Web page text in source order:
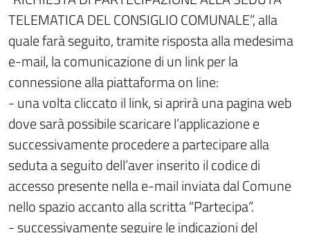
TELEMATICA DEL CONSIGLIO COMUNALE”, alla
quale farà seguito, tramite risposta alla medesima
e-mail, la comunicazione di un link per la
connessione alla piattaforma on line:
- una volta cliccato il link, si aprirà una pagina web
dove sarà possibile scaricare l’applicazione e
successivamente procedere a partecipare alla
seduta a seguito dell’aver inserito il codice di
accesso presente nella e-mail inviata dal Comune
nello spazio accanto alla scritta “Partecipa”.
- successivamente seguire le indicazioni del